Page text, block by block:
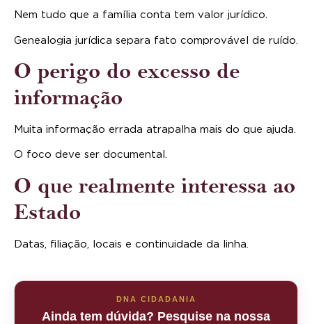
Nem tudo que a família conta tem valor jurídico.
Genealogia jurídica separa fato comprovável de ruído.
O perigo do excesso de
informação
Muita informação errada atrapalha mais do que ajuda.
O foco deve ser documental.
O que realmente interessa ao
Estado
Datas, filiação, locais e continuidade da linha.
DNA CIDADANIA
Ainda tem dúvida? Pesquise na nossa